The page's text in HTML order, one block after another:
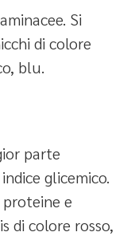
Si
di colore
blu.
parte
glicemico.
e
di colore rosso,